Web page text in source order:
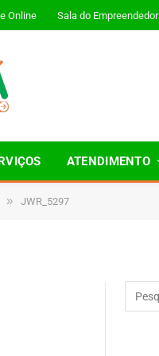
Online Sala do Empreendedor
ATENDIMENTO
» JWR_5297